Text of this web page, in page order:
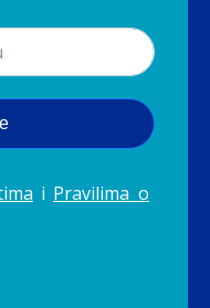
i Pravilima o